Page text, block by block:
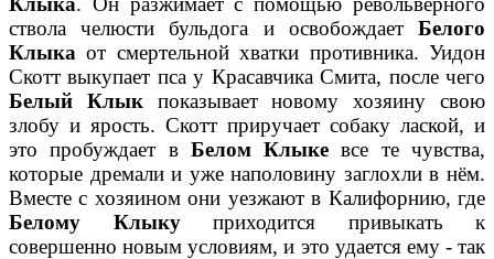
ствола челюсти бульдога и освобождает Белого
Клыка от смертельной хватки противника. Уидон
Скотт выкупает пса у Красавчика Смита, после чего
Белый Клыкпоказывает новому хозяину свою
злобу и ярость. Скотт приручает собаку лаской, и
это пробуждает в Белом Клыке все те чувства,
которые дремали и уже наполовину заглохли в нём.
Вместе с хозяином они уезжают в Калифорнию, где
Белому Клыкуприходится привыкать к
совершенно новым условиям, и это удается ему - так